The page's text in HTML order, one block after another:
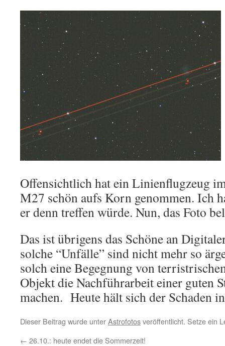
Offensichtlich hat ein Linienflugzeug
M27 schön aufs Korn genommen. Ich
er denn treffen würde. Nun, das Foto
Das ist übrigens das Schöne an
solche “Unfälle” sind nicht mehr so
solch eine Begegnung von
Objekt die Nachführarbeit einer guten
machen. Heute hält sich der Schaden
Dieser Beitrag wurde unterAstrofotosveröffentlicht. Setze ein
← 26.10.: heute endet die Sommerzeit!